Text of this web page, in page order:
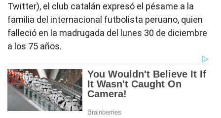
Twitter), el club catalán expresó el pésame a la
familia del internacional futbolista peruano, quien
falleció en la madrugada del lunes 30 de diciembre
a los 75 años.